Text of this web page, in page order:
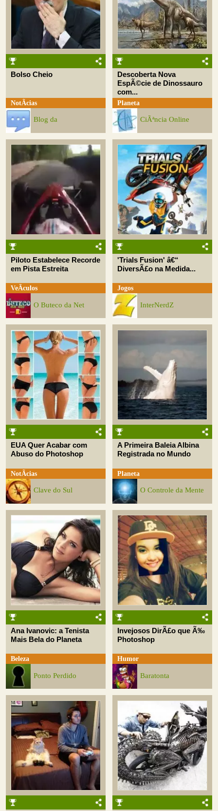
Bolso Cheio
NotÃ­cias
Blog da
Descoberta Nova
EspÃ©cie de Dinossauro
com...
Planeta
CiÃªncia Online
Piloto Estabelece Recorde
em Pista Estreita
VeÃ­culos
O Buteco da Net
'Trials Fusion' â€“
DiversÃ£o na Medida...
Jogos
InterNerdZ
EUA Quer Acabar com
Abuso do Photoshop
NotÃ­cias
Clave do Sul
A Primeira Baleia Albina
Registrada no Mundo
Planeta
O Controle da Mente
Ana Ivanovic: a Tenista
Mais Bela do Planeta
Beleza
Ponto Perdido
Invejosos DirÃ£o que Ã‰
Photoshop
Humor
Baratonta